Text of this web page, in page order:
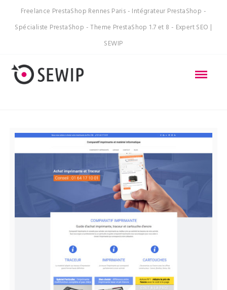
Freelance PrestaShop Rennes Paris - Intégrateur PrestaShop -
Spécialiste PrestaShop - Theme PrestaShop 1.7 et 8 - Expert SEO |
SEWIP